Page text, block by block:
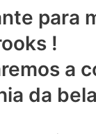
para
!
a
da